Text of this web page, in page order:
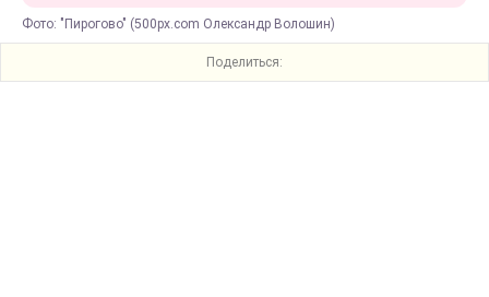
Фото: "Пирогово" (500px.com Олександр Волошин)
Поделиться: